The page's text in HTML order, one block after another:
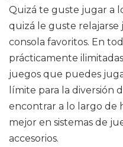
Quizá te guste jugar a
quizá le guste relajarse
consola favoritos. En
prácticamente
juegos que puedes
límite para la diversión
encontrar a lo largo de
mejor en sistemas de
accesorios.